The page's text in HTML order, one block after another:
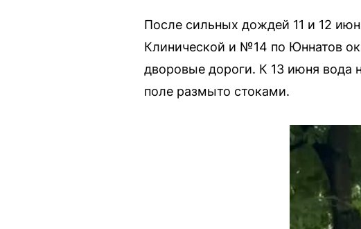
После сильных дождей 11 и 12
Клинической и №14 по Юннатов
дворовые дороги. К 13 июня вода
поле размыто стоками.